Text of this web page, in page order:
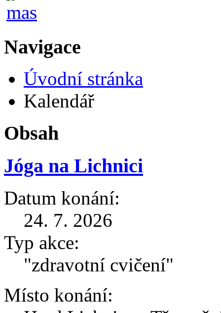
Navigace
Úvodní stránka
Kalendář
Obsah
Jóga na Lichnici
Datum konání:
24. 7. 2026
Typ akce:
"zdravotní cvičení"
Místo konání: